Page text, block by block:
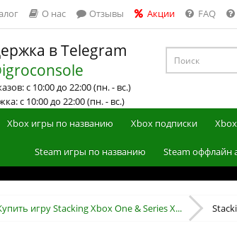
О нас Отзывы Акции FAQ
в Telegram
с 10:00 до 22:00 (пн. - вс.)
с 10:00 до 22:00 (пн. - вс.)
Xbox игры по названию Xbox подписки
Steam игры по названию Steam оффлайн
игру Stacking Xbox One & Series X...